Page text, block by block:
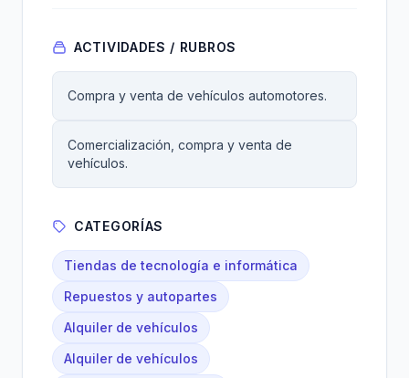
ACTIVIDADES / RUBROS
Compra y venta de vehículos automotores.
Comercialización, compra y venta de
vehículos.
CATEGORÍAS
Tiendas de tecnología e informática
Repuestos y autopartes
Alquiler de vehículos
Alquiler de vehículos